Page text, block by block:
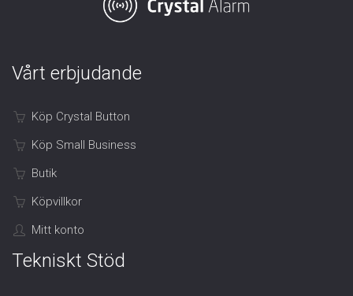
Vårt erbjudande
Köp Crystal Button
Köp Small Business
Butik
Köpvillkor
Mitt konto
Tekniskt Stöd